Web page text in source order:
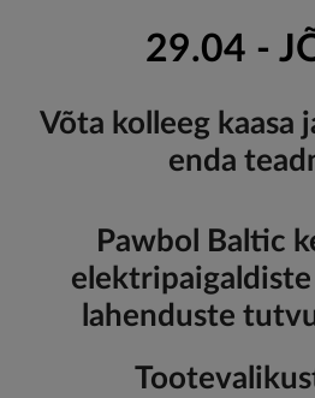
29.04 -
Võta kolleeg kaasa
enda
Pawbol Baltic
lahenduste